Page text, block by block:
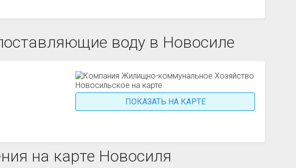
воду в Новосиле
ПОКАЗАТЬ НА КАРТЕ
на карте Новосиля